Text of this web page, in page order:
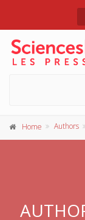
Home Authors